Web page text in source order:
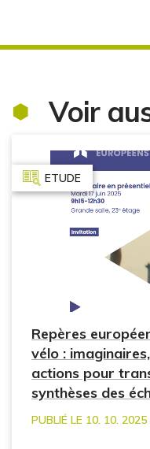
Voir
ETUDE
Repères
vélo :
actions pour
synthèses des
PUBLIÉ LE 10. 10. 2025